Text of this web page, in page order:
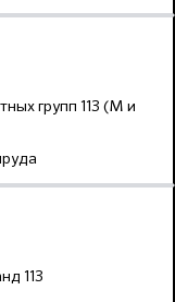
групп 113 (М и
113